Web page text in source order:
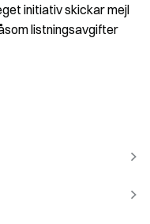
initiativ skickar mejl
listningsavgifter